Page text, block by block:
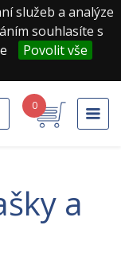
služeb a analýze
souhlasíte s
Povolit vše
0